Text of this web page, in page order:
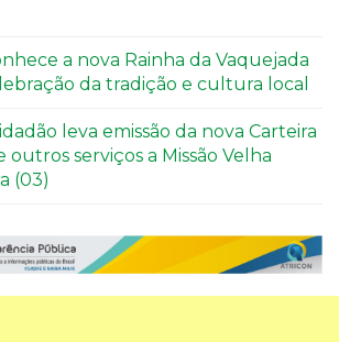
a nova Rainha da Vaquejada
da tradição e cultura local
leva emissão da nova Carteira
serviços a Missão Velha
(03)